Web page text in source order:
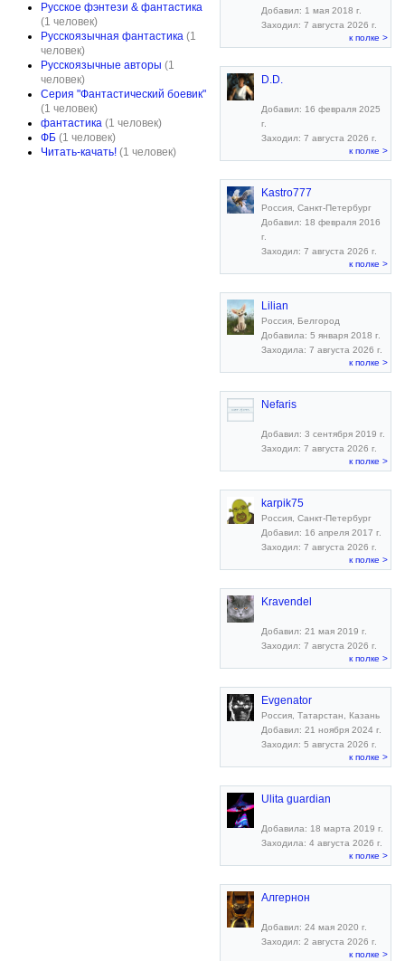
Русское фэнтези & фантастика
(1 человек)
Русскоязычная фантастика (1
человек)
Русскоязычные авторы (1
человек)
Серия "Фантастический боевик"
(1 человек)
фантастика (1 человек)
ФБ (1 человек)
Читать-качать! (1 человек)
Добавил: 1 мая 2018 г.
Заходил: 7 августа 2026 г.
к полке >
D.D.
Добавил: 16 февраля 2025
г.
Заходил: 7 августа 2026 г.
к полке >
Kastro777
Россия, Санкт-Петербург
Добавил: 18 февраля 2016
г.
Заходил: 7 августа 2026 г.
к полке >
Lilian
Россия, Белгород
Добавила: 5 января 2018 г.
Заходила: 7 августа 2026 г.
к полке >
Nefaris
Добавил: 3 сентября 2019 г.
Заходил: 7 августа 2026 г.
к полке >
karpik75
Россия, Санкт-Петербург
Добавил: 16 апреля 2017 г.
Заходил: 7 августа 2026 г.
к полке >
Kravendel
Добавил: 21 мая 2019 г.
Заходил: 7 августа 2026 г.
к полке >
Evgenator
Россия, Татарстан, Казань
Добавил: 21 ноября 2024 г.
Заходил: 5 августа 2026 г.
к полке >
Ulita guardian
Добавила: 18 марта 2019 г.
Заходила: 4 августа 2026 г.
к полке >
Алгернон
Добавил: 24 мая 2020 г.
Заходил: 2 августа 2026 г.
к полке >